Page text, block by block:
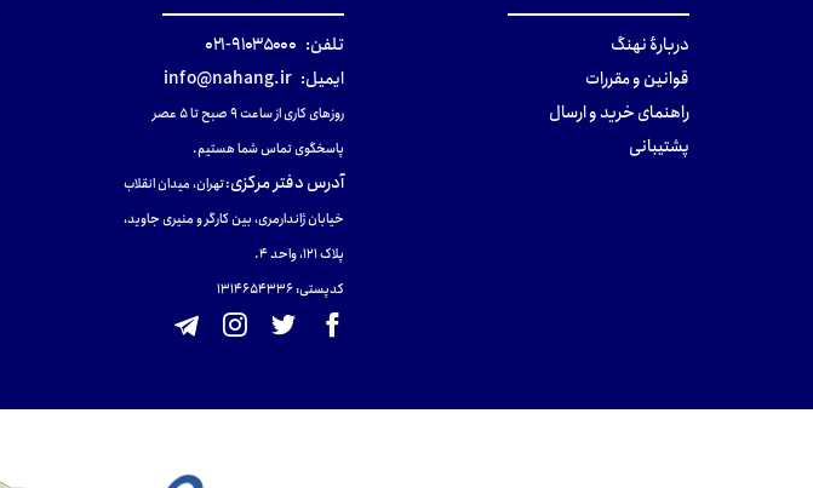
دربارهٔ نهنگ
قوانین و مقررات
راهنمای خرید و ارسال
پشتیبانی
تلفن: ۹۱۰۳۵۰۰۰-۰۲۱
ایمیل: info@nahang.ir
روزهای کاری از ساعت ۹ صبح تا ۵ عصر
پاسخگوی تماس شما هستیم.
آدرس دفتر مرکزی:تهران، میدان انقلاب
خیابان ژاندارمری، بین کارگر و منیری جاوید،
پلاک 121، واحد ۴.
کدپستی: 131465433۶